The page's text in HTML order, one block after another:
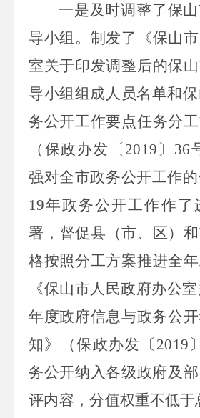
一是及时调整了保
导小组。制发了《保山
室关于印发调整后的保
导小组组成人员名单和
务公开工作要点任务分工
（保政办发〔 2019 〕 36
强对全市政务公开工作
19年政务公开工作作了
署， 督促县（市、区）
格按照分工方案推进全
《保山市人民政府办公
年度政府信息与政务公
知》（保政办发〔 2019 〕
务公开纳入各级政府及
评内容，分值权重不低于